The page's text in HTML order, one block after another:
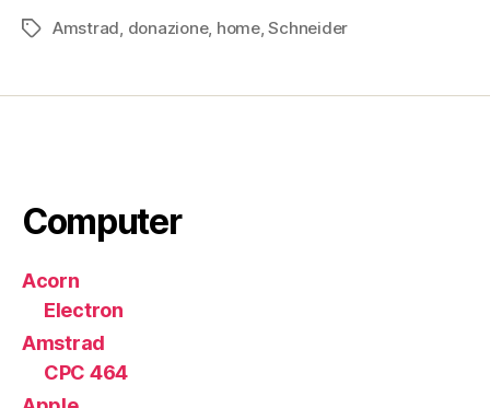
(1984)”
Tag Amstrad, donazione, home,Schneider
Computer
Acorn
Electron
Amstrad
CPC 464